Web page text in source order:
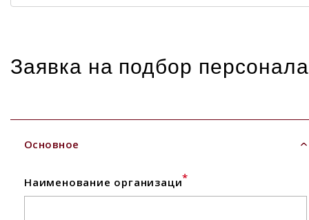
Заявка на подбор персонала
Основное
Наименование организаци*